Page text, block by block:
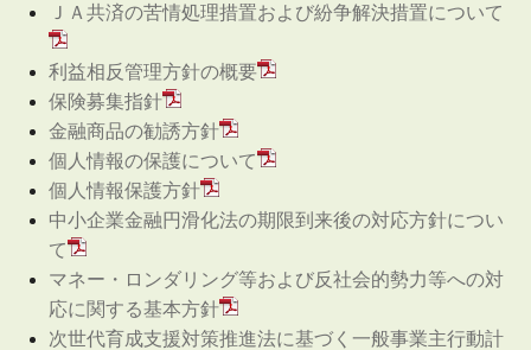
ＪＡ共済の苦情処理措置および紛争解決措置について
利益相反管理方針の概要
保険募集指針
金融商品の勧誘方針
個人情報の保護について
個人情報保護方針
中小企業金融円滑化法の期限到来後の対応方針につい
て
マネー・ロンダリング等および反社会的勢力等への対
応に関する基本方針
次世代育成支援対策推進法に基づく一般事業主行動計